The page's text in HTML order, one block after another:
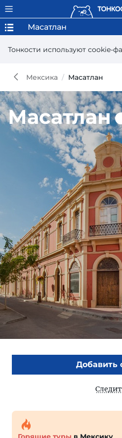
Тонкости используют сookie-
Масатлан
Мексика Масатлан
Масатлан
Добавить